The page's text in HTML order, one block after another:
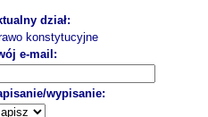
dział:
konstytucyjne
e-mail:
wypisanie: